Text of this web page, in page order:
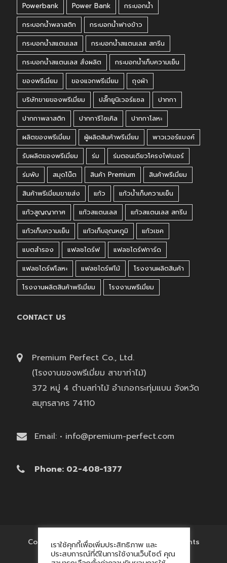
Powerbank Power Bank
กระบอกน้ำ
กระบอกน้ำพลาสติก
กระบอกน้ำฟางข้าว
กระบอกน้ำสแตนเลส
กระบอกน้ำสแตนเลส สกรีน
กระบอกน้ำสแตนเลส สั่งผลิต
กระบอกน้ำเก็บความเย็น
ของพรีเมี่ยม
ของแจกพรีเมี่ยม
ถุงผ้า
บริษัทขายของพรีเมี่ยม
ปลั๊กยูนิเวอร์แซล
ปากกา
ปากกาพลาสติก
ปากการีไซเคิล
ปากกาโลหะ
ผลิตของพรีเมี่ยม
ผู้ผลิตสินค้าพรีเมี่ยม
พาวเวอร์แบงค์
รับผลิตของพรีเมี่ยม
ร่ม
ร่มตอนเดียวโครงไฟเบอร์
ร่มพับ
สมุดโน๊ต สินค้า Premium
สินค้าพรีเมี่ยม
สินค้าพรีเมี่ยมขายส่ง
แก้ว
แก้วน้ำเก็บความเย็น
แก้วสูญญากาศ
แก้วสแตนเลส
แก้วสแตนเลส สกรีน
แก้วเก็บความเย็น
แก้วเก็บอุณหภูมิ
แก้วเชค
แบตสำรอง
แฟลชไดร์ฟ
แฟลชไดร์ฟการ์ด
แฟลชไดร์ฟโลหะ
แฟลชไดร์ฟไม้
โรงงานผลิตสินค้า
โรงงานผลิตสินค้าพรีเมี่ยม
โรงงานพรีเมี่ยม
CONTACT US
Premium Perfect Co., Ltd.
(โรงงานของพรีเมี่ยม สาขาท่าไม้)
372 หมู่ 4 ตำบลท่าไม้ อำเภอกระทุ่มแบน จังหวัด
สมุทรสาคร 74110
Email: • info@premium-perfect.com
Phone: 02-408-1377
Copyright © 2017 'โรงงานของพรีเมี่ยม' All Rights
Reserved.
เราใช้คุกกี้เพื่อเพิ่มประสิทธิภาพ และ
ประสบการณ์ที่ดีในการใช้งานเว็บไซต์ คุณ